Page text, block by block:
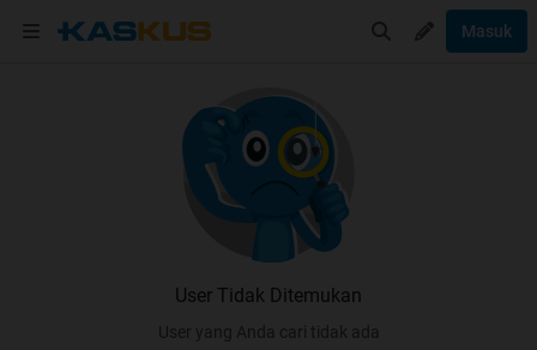
Masuk
User Tidak Ditemukan
User yang Anda cari tidak ada